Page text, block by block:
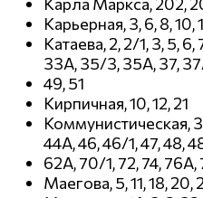
Карла Маркса, 202,
Карьерная, 3, 6, 8, 10,
Катаева, 2, 2/1, 3, 5, 6,
33А, 35/3, 35А, 37,
49, 51
Кирпичная, 10, 12, 21
Коммунистическая,
44А, 46, 46/1, 47, 48,
62А, 70/1, 72, 74, 76А,
Маегова, 5, 11, 18, 20,